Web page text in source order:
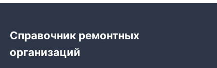
Справочник ремонтных
организаций